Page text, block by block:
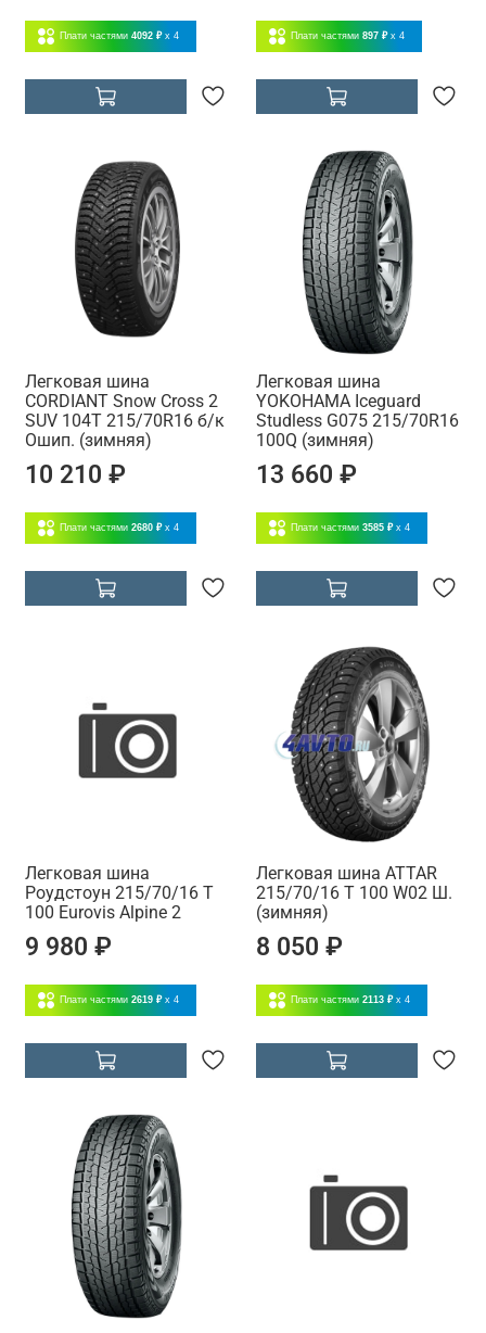
Плати частями 4092 ₽ x 4 Плати частями 897 ₽ x 4
Легковая шина
CORDIANT Snow Cross 2
SUV 104T 215/70R16 б/к
Ошип. (зимняя)
10 210 ₽
Плати частями 2680 ₽ x 4
Легковая шина
YOKOHAMA Iceguard
Studless G075 215/70R16
100Q (зимняя)
13 660 ₽
Плати частями 3585 ₽ x 4
Легковая шина
Роудстоун 215/70/16 T
100 Eurovis Alpine 2
9 980 ₽
Плати частями 2619 ₽ x 4
Легковая шина ATTAR
215/70/16 T 100 W02 Ш.
(зимняя)
8 050 ₽
Плати частями 2113 ₽ x 4